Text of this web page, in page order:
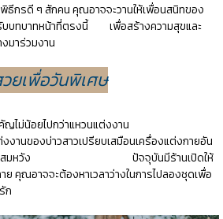
ธีกรดี ๆ สักคน คุณอาจจะวานให้เพื่อนสนิทของ
บบทบาทหน้าที่ตรงนี้ เพื่อสร้างความสุขและ
มาร่วมงาน
ยเพื่อวันพิเศษ
งสำคัญไม่น้อยไปกว่าแหวนแต่งงาน
าวเปรียบเสมือนเครื่องแต่งกายอัน
มรักที่สมหวัง ปัจจุบันมีร้านเปิดให้
คุณอาจจะต้องหาเวลาว่างในการไปลองชุดเพื่อ
ก